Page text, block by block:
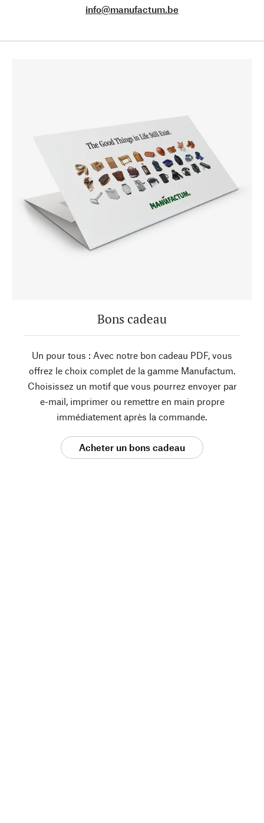
info@manufactum.be
Bons cadeau
Un pour tous : Avec notre bon cadeau PDF, vous
offrez le choix complet de la gamme Manufactum.
Choisissez un motif que vous pourrez envoyer par
e-mail, imprimer ou remettre en main propre
immédiatement après la commande.
Acheter un bons cadeau